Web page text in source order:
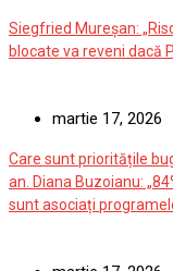
Siegfried Mureșan:
blocate va reveni dacă
martie 17, 2026
Care sunt prioritățile
an. Diana Buzoianu:
sunt asociați